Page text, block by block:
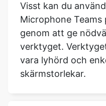
Visst kan du
Microphone Teams
genom att ge
verktyget.
vara lyhörd och
skärmstorlekar.